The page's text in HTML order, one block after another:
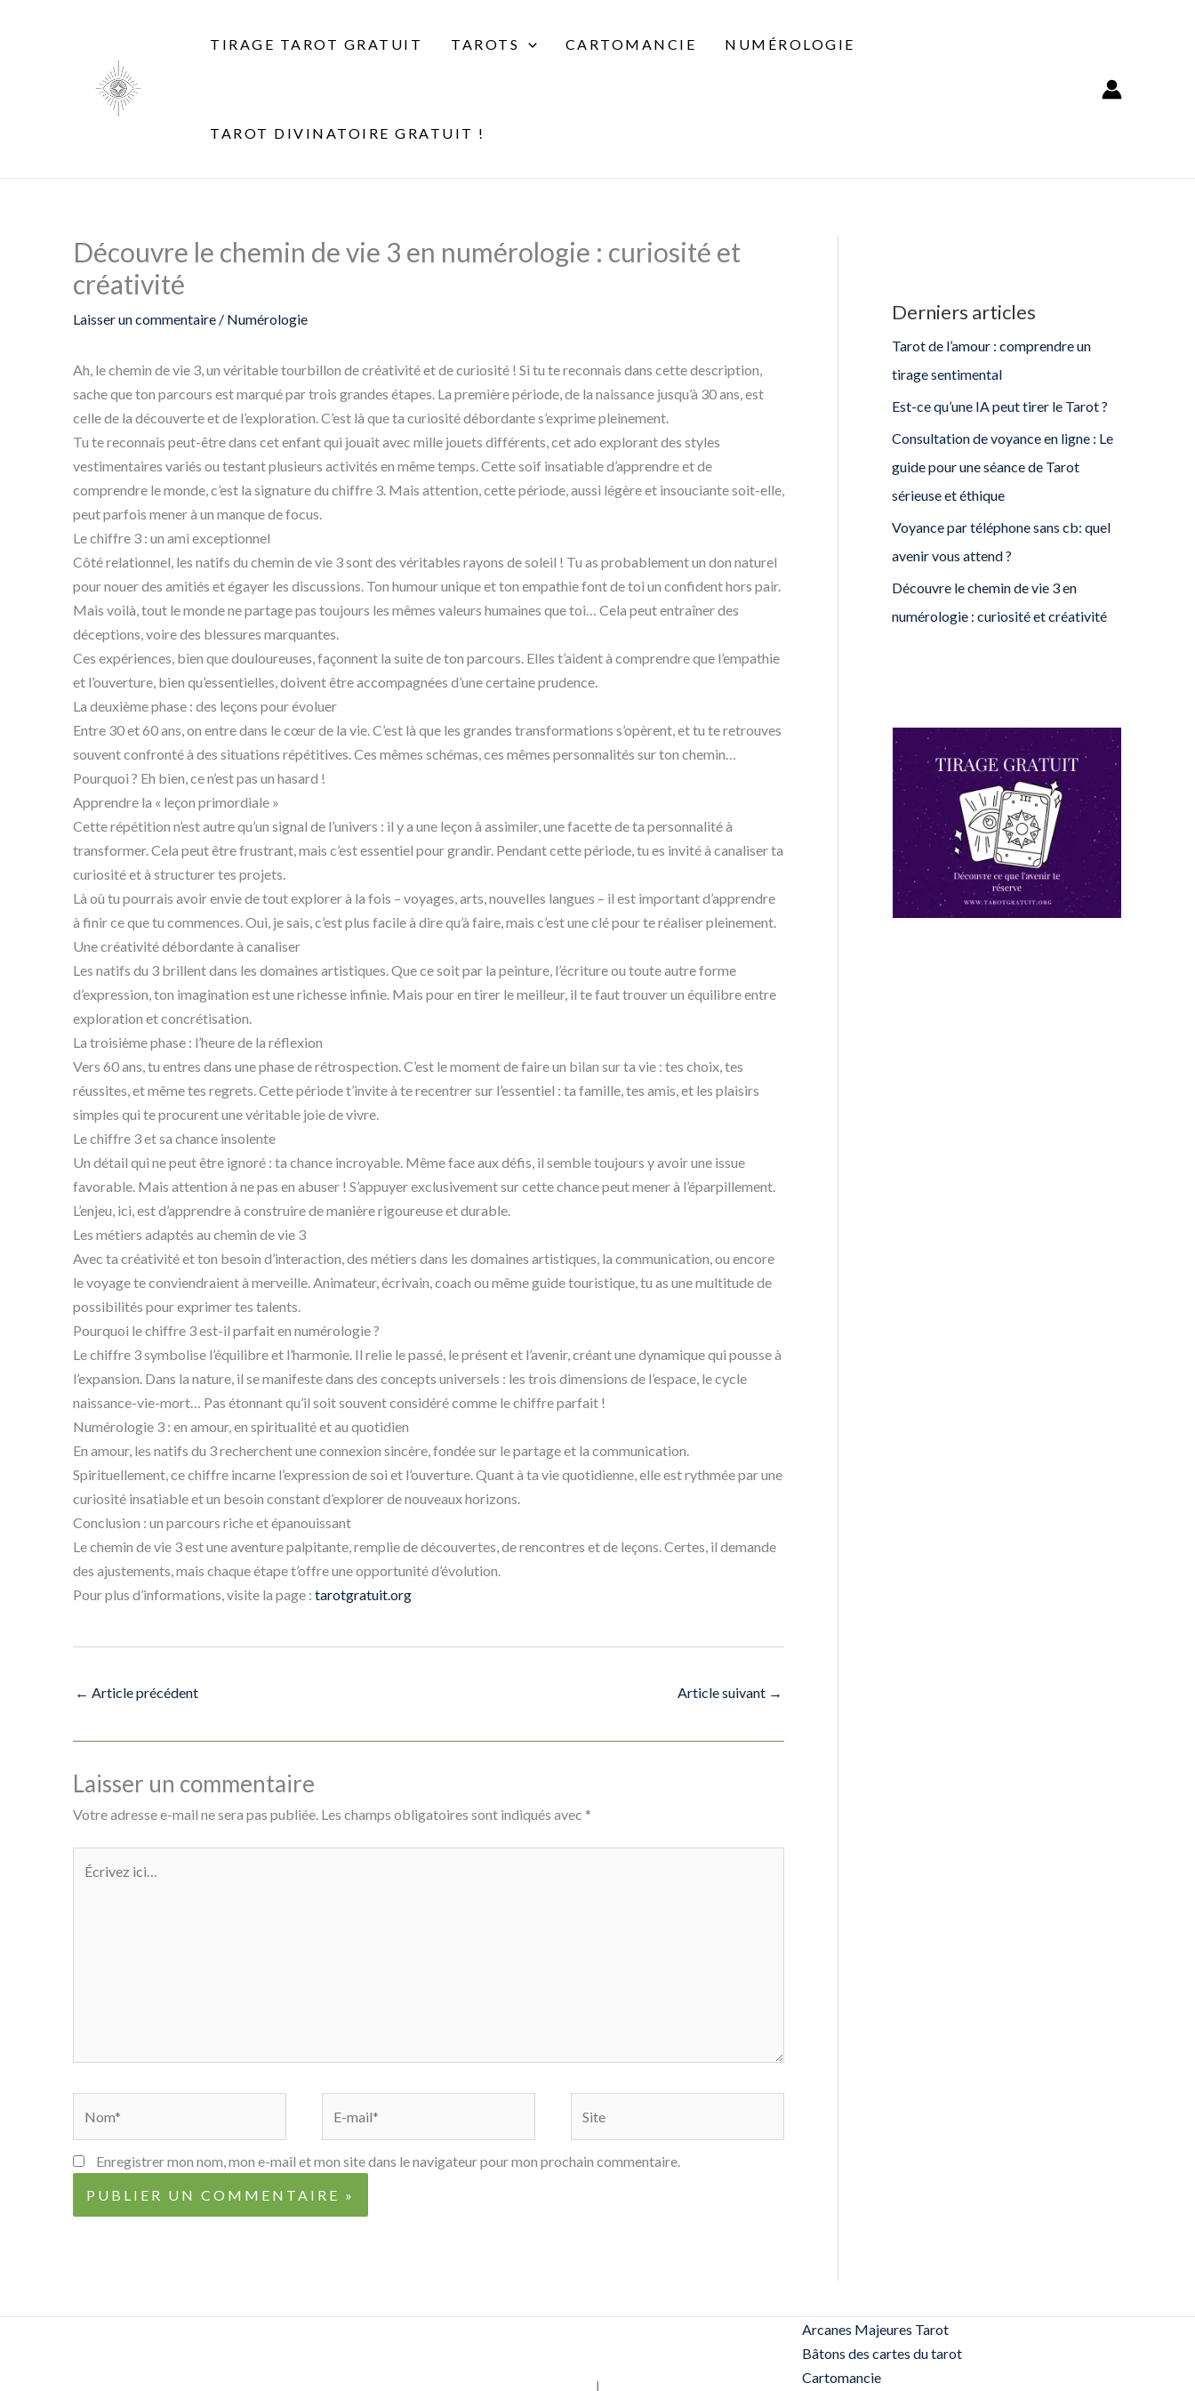
TIRAGE TAROT GRATUIT TAROTS CARTOMANCIE NUMÉROLOGIE
TAROT DIVINATOIRE GRATUIT !
Découvre le chemin de vie 3 en numérologie : curiosité et
créativité
Laisser un commentaire / Numérologie
Ah, le chemin de vie 3, un véritable tourbillon de créativité et de curiosité ! Si tu te reconnais dans cette description,
sache que ton parcours est marqué par trois grandes étapes. La première période, de la naissance jusqu’à 30 ans, est
celle de la découverte et de l’exploration. C’est là que ta curiosité débordante s’exprime pleinement.
Tu te reconnais peut-être dans cet enfant qui jouait avec mille jouets différents, cet ado explorant des styles
vestimentaires variés ou testant plusieurs activités en même temps. Cette soif insatiable d’apprendre et de
comprendre le monde, c’est la signature du chiffre 3. Mais attention, cette période, aussi légère et insouciante soit-elle,
peut parfois mener à un manque de focus.
Le chiffre 3 : un ami exceptionnel
Côté relationnel, les natifs du chemin de vie 3 sont des véritables rayons de soleil ! Tu as probablement un don naturel
pour nouer des amitiés et égayer les discussions. Ton humour unique et ton empathie font de toi un confident hors pair.
Mais voilà, tout le monde ne partage pas toujours les mêmes valeurs humaines que toi… Cela peut entraîner des
déceptions, voire des blessures marquantes.
Ces expériences, bien que douloureuses, façonnent la suite de ton parcours. Elles t’aident à comprendre que l’empathie
et l’ouverture, bien qu’essentielles, doivent être accompagnées d’une certaine prudence.
La deuxième phase : des leçons pour évoluer
Entre 30 et 60 ans, on entre dans le cœur de la vie. C’est là que les grandes transformations s’opèrent, et tu te retrouves
souvent confronté à des situations répétitives. Ces mêmes schémas, ces mêmes personnalités sur ton chemin…
Pourquoi ? Eh bien, ce n’est pas un hasard !
Apprendre la « leçon primordiale »
Cette répétition n’est autre qu’un signal de l’univers : il y a une leçon à assimiler, une facette de ta personnalité à
transformer. Cela peut être frustrant, mais c’est essentiel pour grandir. Pendant cette période, tu es invité à canaliser ta
curiosité et à structurer tes projets.
Là où tu pourrais avoir envie de tout explorer à la fois – voyages, arts, nouvelles langues – il est important d’apprendre
à finir ce que tu commences. Oui, je sais, c’est plus facile à dire qu’à faire, mais c’est une clé pour te réaliser pleinement.
Une créativité débordante à canaliser
Les natifs du 3 brillent dans les domaines artistiques. Que ce soit par la peinture, l’écriture ou toute autre forme
d’expression, ton imagination est une richesse infinie. Mais pour en tirer le meilleur, il te faut trouver un équilibre entre
exploration et concrétisation.
La troisième phase : l’heure de la réflexion
Vers 60 ans, tu entres dans une phase de rétrospection. C’est le moment de faire un bilan sur ta vie : tes choix, tes
réussites, et même tes regrets. Cette période t’invite à te recentrer sur l’essentiel : ta famille, tes amis, et les plaisirs
simples qui te procurent une véritable joie de vivre.
Le chiffre 3 et sa chance insolente
Un détail qui ne peut être ignoré : ta chance incroyable. Même face aux défis, il semble toujours y avoir une issue
favorable. Mais attention à ne pas en abuser ! S’appuyer exclusivement sur cette chance peut mener à l’éparpillement.
L’enjeu, ici, est d’apprendre à construire de manière rigoureuse et durable.
Les métiers adaptés au chemin de vie 3
Avec ta créativité et ton besoin d’interaction, des métiers dans les domaines artistiques, la communication, ou encore
le voyage te conviendraient à merveille. Animateur, écrivain, coach ou même guide touristique, tu as une multitude de
possibilités pour exprimer tes talents.
Pourquoi le chiffre 3 est-il parfait en numérologie ?
Le chiffre 3 symbolise l’équilibre et l’harmonie. Il relie le passé, le présent et l’avenir, créant une dynamique qui pousse à
l’expansion. Dans la nature, il se manifeste dans des concepts universels : les trois dimensions de l’espace, le cycle
naissance-vie-mort… Pas étonnant qu’il soit souvent considéré comme le chiffre parfait !
Numérologie 3 : en amour, en spiritualité et au quotidien
En amour, les natifs du 3 recherchent une connexion sincère, fondée sur le partage et la communication.
Spirituellement, ce chiffre incarne l’expression de soi et l’ouverture. Quant à ta vie quotidienne, elle est rythmée par une
curiosité insatiable et un besoin constant d’explorer de nouveaux horizons.
Conclusion : un parcours riche et épanouissant
Le chemin de vie 3 est une aventure palpitante, remplie de découvertes, de rencontres et de leçons. Certes, il demande
des ajustements, mais chaque étape t’offre une opportunité d’évolution.
Pour plus d’informations, visite la page : tarotgratuit.org
← Article précédent Article suivant →
Laisser un commentaire
Votre adresse e-mail ne sera pas publiée. Les champs obligatoires sont indiqués avec *
Enregistrer mon nom, mon e-mail et mon site dans le navigateur pour mon prochain commentaire.
Derniers articles
Tarot de l’amour : comprendre un
tirage sentimental
Est-ce qu’une IA peut tirer le Tarot ?
Consultation de voyance en ligne : Le
guide pour une séance de Tarot
sérieuse et éthique
Voyance par téléphone sans cb: quel
avenir vous attend ?
Découvre le chemin de vie 3 en
numérologie : curiosité et créativité
Arcanes Majeures Tarot
Bâtons des cartes du tarot
Cartomancie